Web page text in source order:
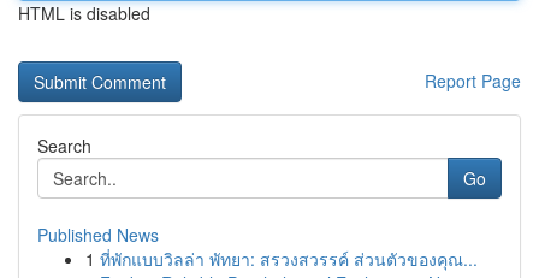
HTML is disabled
Report Page
Search
Go
Published News
1 ที่พักแบบวิลล่า พัทยา: สรวงสวรรค์ ส่วนตัวของคุณ...